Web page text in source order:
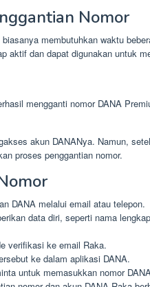
Nomor
membutuhkan waktu
aktif dan dapat digunakan untuk
mengganti nomor DANA
akun DANANya. Namun,
proses penggantian nomor.
DANA melalui email atau telepon.
data diri, seperti nama
verifikasi ke email Raka.
ke dalam aplikasi DANA.
untuk memasukkan nomor